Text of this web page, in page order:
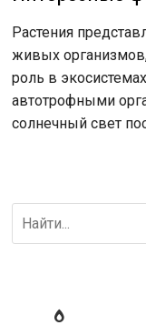
Растения
живых
роль в
автотрофными
солнечный свет